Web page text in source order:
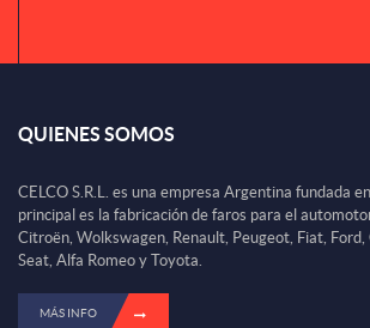
QUIENES SOMOS
CELCO S.R.L. es una empresa Argentina fundada
principal es la fabricación de faros para el
Citroën, Wolkswagen, Renault, Peugeot, Fiat,
Seat, Alfa Romeo y Toyota.
MÁS INFO